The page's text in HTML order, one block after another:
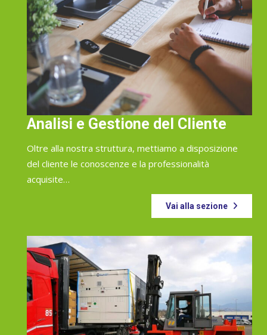
Analisi e Gestione del Cliente
Oltre alla nostra struttura, mettiamo a disposizione
del cliente le conoscenze e la professionalità
acquisite…
Vai alla sezione